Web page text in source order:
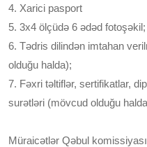
4. Xarici pasport
5. 3x4 ölçüdə 6 ədəd fotoşəkil;
6. Tədris dilindən imtahan
olduğu halda);
7. Fəxri təltiflər, sertifikatlar,
surətləri (mövcud olduğu
Müraicətlər Qəbul